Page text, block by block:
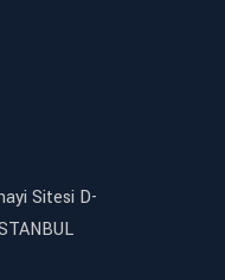
Sitesi D-